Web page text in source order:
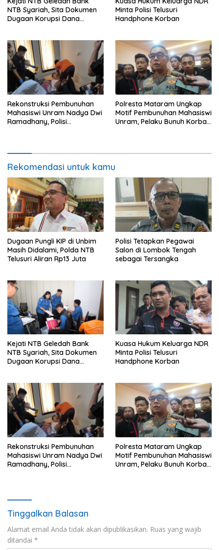
NTB Syariah, Sita Dokumen
Dugaan Korupsi Dana
Minta Polisi Telusuri
Handphone Korban
Rekonstruksi Pembunuhan
Mahasiswi Unram Nadya Dwi
Ramadhany, Polisi
Polresta Mataram Ungkap
Motif Pembunuhan Mahasiswi
Unram, Pelaku Bunuh Korban
Rekomendasi untuk kamu
Dugaan Pungli KIP di Unbim
Masih Didalami, Polda NTB
Telusuri Aliran Rp13 Juta
Polisi Tetapkan Pegawai
Salon di Lombok Tengah
sebagai Tersangka
Kejati NTB Geledah Bank
NTB Syariah, Sita Dokumen
Dugaan Korupsi Dana
Kuasa Hukum Keluarga NDR
Minta Polisi Telusuri
Handphone Korban
Rekonstruksi Pembunuhan
Mahasiswi Unram Nadya Dwi
Ramadhany, Polisi
Polresta Mataram Ungkap
Motif Pembunuhan Mahasiswi
Unram, Pelaku Bunuh Korban
Tinggalkan Balasan
Alamat email Anda tidak akan dipublikasikan. Ruas yang wajib
ditandai *